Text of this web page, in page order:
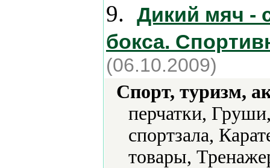
9.
Дикий мяч -
бокса.
(06.10.2009)
Спорт, туризм,
перчатки,
спортзала,
товары,